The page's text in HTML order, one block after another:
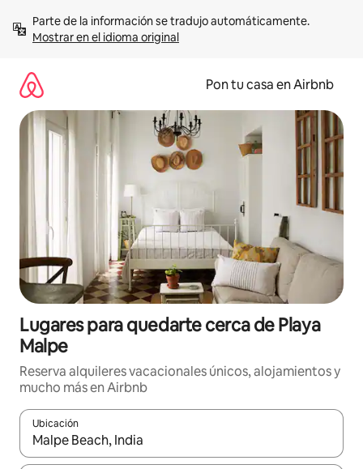
contenidoMostrar en el idioma original
Pon tu casa en Airbnb
Lugares para quedarte cerca de Playa
Malpe
Reserva alquileres vacacionales únicos, alojamientos y
mucho más en Airbnb
Ubicación
Cuando los resultados estén disponibles, navega con las